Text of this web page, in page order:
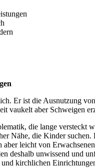
Er ist die Ausnutzung
vaukelt aber Schweigen
die lange
Nähe, die Kinder
leicht von
deshalb unwissend und
kirchlichen